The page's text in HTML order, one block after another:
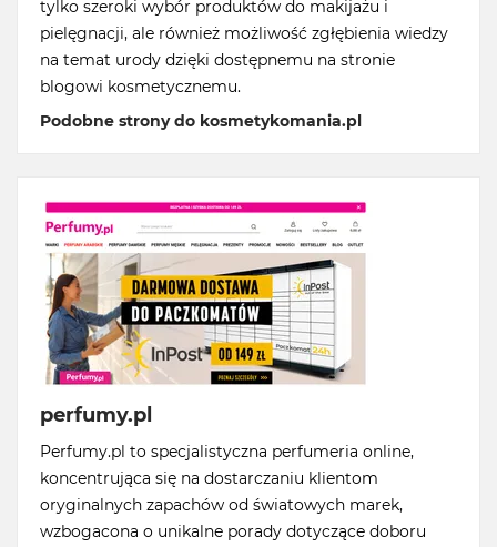
tylko szeroki wybór produktów do makijażu i
pielęgnacji, ale również możliwość zgłębienia wiedzy
na temat urody dzięki dostępnemu na stronie
blogowi kosmetycznemu.
Podobne strony do kosmetykomania.pl
perfumy.pl
Perfumy.pl to specjalistyczna perfumeria online,
koncentrująca się na dostarczaniu klientom
oryginalnych zapachów od światowych marek,
wzbogacona o unikalne porady dotyczące doboru